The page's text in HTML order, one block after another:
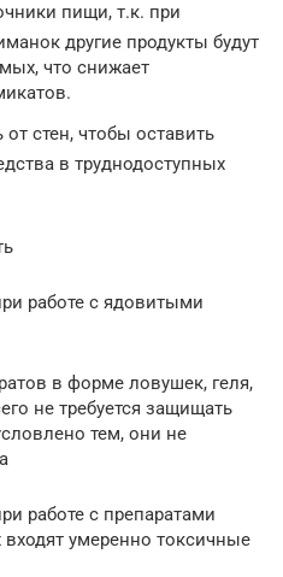
пищи, т.к. при
другие продукты будут
что снижает
стен, чтобы оставить
в труднодоступных
работе с ядовитыми
в форме ловушек, геля,
не требуется защищать
тем, они не
работе с препаратами
умеренно токсичные